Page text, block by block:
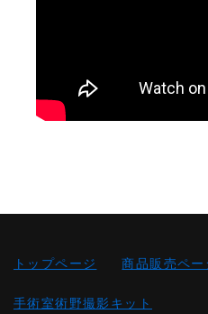
トップページ 商品販売ペー
手術室術野撮影キット